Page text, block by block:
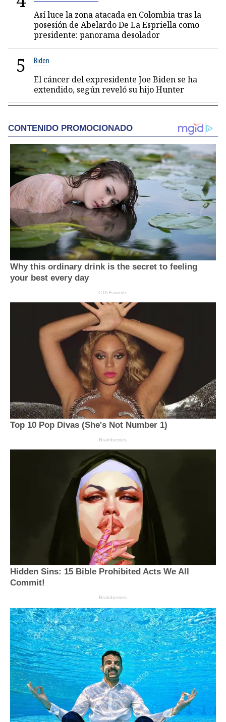
Así luce la zona atacada en Colombia tras la
posesión de Abelardo De La Espriella como
presidente: panorama desolador
5 Biden
El cáncer del expresidente Joe Biden se ha
extendido, según reveló su hijo Hunter